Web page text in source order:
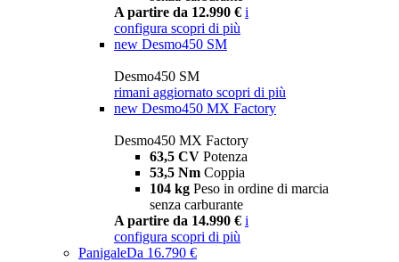
A partire da 12.990 € i
configura scopri di più
new Desmo450 SM
Desmo450 SM
rimani aggiornato scopri di più
new Desmo450 MX Factory
Desmo450 MX Factory
63,5 CV Potenza
53,5 Nm Coppia
104 kg Peso in ordine di marcia
senza carburante
A partire da 14.990 € i
configura scopri di più
PanigaleDa 16.790 €